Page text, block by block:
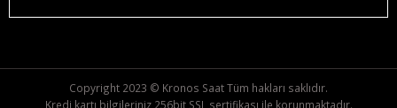
Copyright 2023 © Kronos Saat Tüm hakları saklıdır.
Kredi kartı bilgileriniz 256bit SSL sertifikası ile korunmaktadır.